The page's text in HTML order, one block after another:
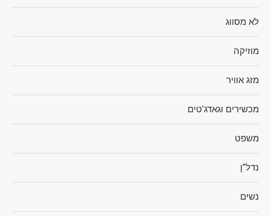
לא מסווג
מוזיקה
מזג אוויר
מכשירים וגאדג'טים
משפט
נדל"ן
נשים